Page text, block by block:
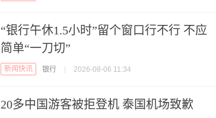
“银行午休1.5小时”留个窗口行不行 不应
简单“一刀切”
新闻快讯 银行 2026-08-06 11:34
20多中国游客被拒登机 泰国机场致歉